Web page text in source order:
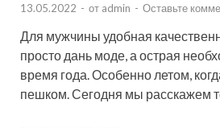
13.05.2022 - от admin - Оставьте
Для мужчины удобная
просто дань моде, а острая
время года. Особенно летом,
пешком. Сегодня мы расскажем